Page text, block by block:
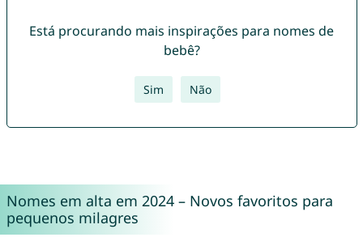
Está procurando mais inspirações para nomes de
bebê?
Sim Não
Nomes em alta em 2024 – Novos favoritos para
pequenos milagres